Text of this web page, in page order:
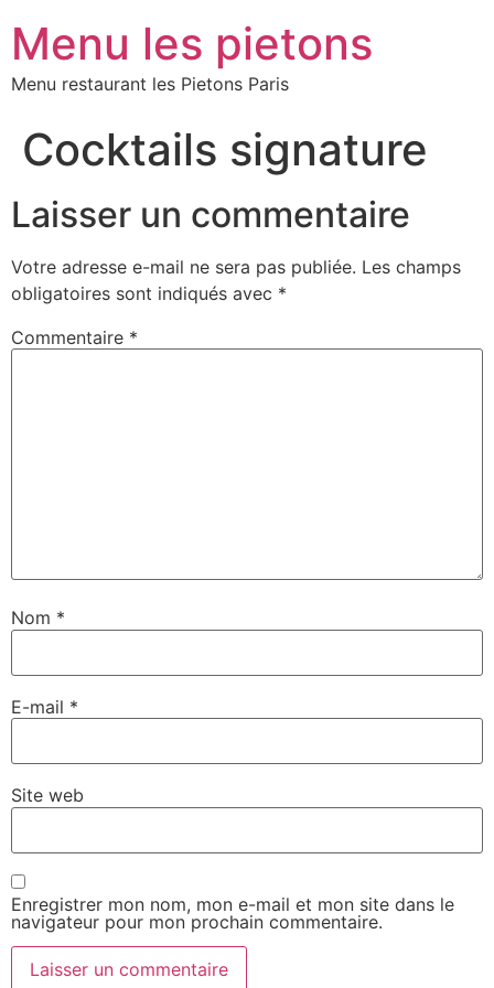
Menu les pietons
Menu restaurant les Pietons Paris
Cocktails signature
Laisser un commentaire
Votre adresse e-mail ne sera pas publiée. Les champs
obligatoires sont indiqués avec *
Commentaire *
Nom *
E-mail *
Site web
Enregistrer mon nom, mon e-mail et mon site dans le
navigateur pour mon prochain commentaire.